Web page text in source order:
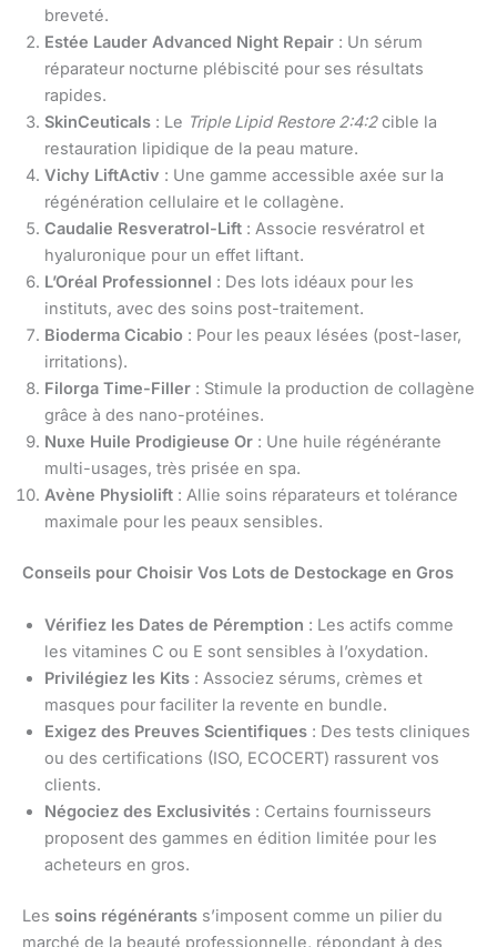
breveté.
Estée Lauder Advanced Night Repair : Un sérum
réparateur nocturne plébiscité pour ses résultats
rapides.
SkinCeuticals : Le Triple Lipid Restore 2:4:2cible la
restauration lipidique de la peau mature.
Vichy LiftActiv : Une gamme accessible axée sur la
régénération cellulaire et le collagène.
Caudalie Resveratrol-Lift : Associe resvératrol et
hyaluronique pour un effet liftant.
L’Oréal Professionnel : Des lots idéaux pour les
instituts, avec des soins post-traitement.
Bioderma Cicabio : Pour les peaux lésées (post-laser,
irritations).
Filorga Time-Filler : Stimule la production de collagène
grâce à des nano-protéines.
Nuxe Huile Prodigieuse Or : Une huile régénérante
multi-usages, très prisée en spa.
Avène Physiolift : Allie soins réparateurs et tolérance
maximale pour les peaux sensibles.
Conseils pour Choisir Vos Lots de Destockage en Gros
Vérifiez les Dates de Péremption : Les actifs comme
les vitamines C ou E sont sensibles à l’oxydation.
Privilégiez les Kits : Associez sérums, crèmes et
masques pour faciliter la revente en bundle.
Exigez des Preuves Scientifiques : Des tests cliniques
ou des certifications (ISO, ECOCERT) rassurent vos
clients.
Négociez des Exclusivités : Certains fournisseurs
proposent des gammes en édition limitée pour les
acheteurs en gros.
Les soins régénérants s’imposent comme un pilier du
marché de la beauté professionnelle, répondant à des